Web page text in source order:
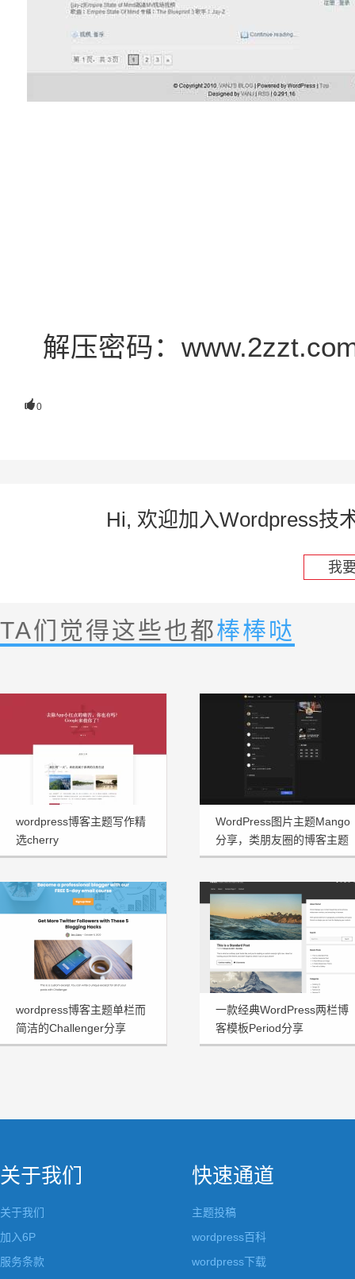
解压密码：
0
Hi, 欢迎加入Wordpress技
我
TA们觉得这些也都棒棒哒
wordpress博客主题写作精
选cherry
WordPress图片主题Mango
分享，类朋友圈的博客主题
wordpress博客主题单栏而
简洁的Challenger分享
一款经典WordPress两栏博
客模板Period分享
关于我们
关于我们
加入6P
服务条款
快速通道
主题投稿
wordpress百科
wordpress下载